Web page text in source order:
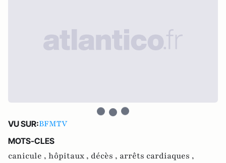
VU SUR:BFMTV
MOTS-CLES
canicule , hôpitaux , décès , arrêts cardiaques ,